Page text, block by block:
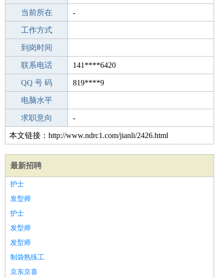
所学专业 -
当前所在 -
工作经验
工作方式
驾 照
到岗时间
期望月薪
联系电话 141****6420
手机号码 141****6420
QQ 号 码 819****9
微信号码
电脑水平
外语水平
求职意向 -
本文链接：http://www.ndrc1.com/jianli/2426.html
最新招聘
护士
发型师
护士
发型师
发型师
制袋熟练工
京东京喜